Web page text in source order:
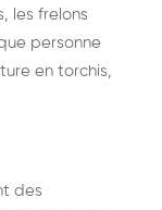
les frelons
personne
en torchis,
des